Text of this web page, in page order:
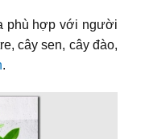
phù hợp với người
cây sen, cây đào,
.